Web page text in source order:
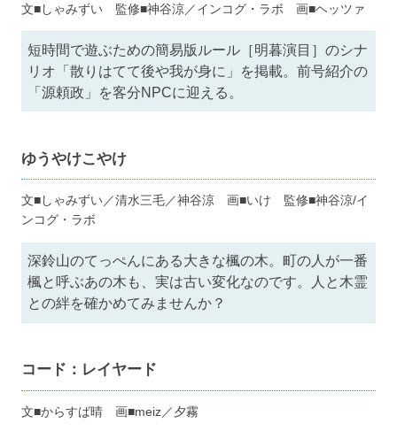
文■しゃみずい 監修■神谷涼／インコグ・ラボ 画■ヘッツァ
短時間で遊ぶための簡易版ルール［明暮演目］のシナ
リオ「散りはてて後や我が身に」を掲載。前号紹介の
「源頼政」を客分NPCに迎える。
ゆうやけこやけ
文■しゃみずい／清水三毛／神谷涼 画■いけ 監修■神谷涼/イ
ンコグ・ラボ
深鈴山のてっぺんにある大きな楓の木。町の人が一番
楓と呼ぶあの木も、実は古い変化なのです。人と木霊
との絆を確かめてみませんか？
コード：レイヤード
文■からすば晴 画■meiz／夕霧